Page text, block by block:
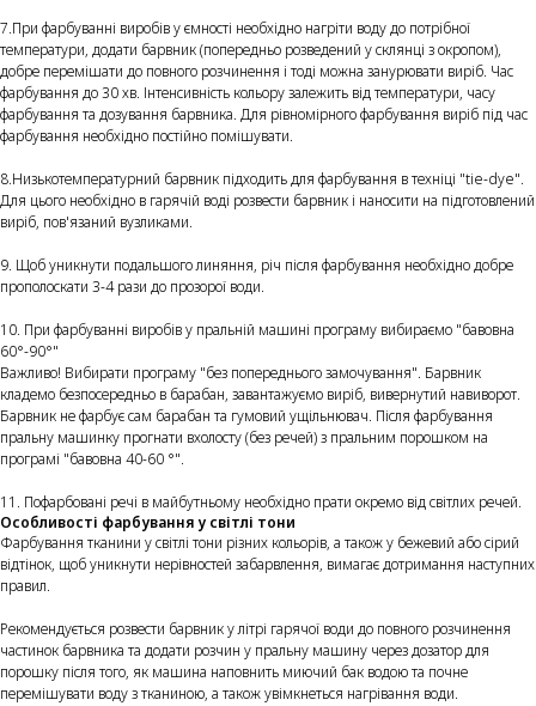
7.При фарбуванні виробів у ємності необхідно нагріти воду до потрібної
температури, додати барвник (попередньо розведений у склянці з окропом),
добре перемішати до повного розчинення і тоді можна занурювати виріб. Час
фарбування до 30 хв. Інтенсивність кольору залежить від температури, часу
фарбування та дозування барвника. Для рівномірного фарбування виріб під час
фарбування необхідно постійно помішувати.
8.Низькотемпературний барвник підходить для фарбування в техніці "tie-dye".
Для цього необхідно в гарячій воді розвести барвник і наносити на підготовлений
виріб, пов'язаний вузликами.
9. Щоб уникнути подальшого линяння, річ після фарбування необхідно добре
прополоскати 3-4 рази до прозорої води.
10. При фарбуванні виробів у пральній машині програму вибираємо "бавовна
60°-90°"
Важливо! Вибирати програму "без попереднього замочування". Барвник
кладемо безпосередньо в барабан, завантажуємо виріб, вивернутий навиворот.
Барвник не фарбує сам барабан та гумовий ущільнювач. Після фарбування
пральну машинку прогнати вхолосту (без речей) з пральним порошком на
програмі "бавовна 40-60 °".
11. Пофарбовані речі в майбутньому необхідно прати окремо від світлих речей.
Особливості фарбування у світлі тони
Фарбування тканини у світлі тони різних кольорів, а також у бежевий або сірий
відтінок, щоб уникнути нерівностей забарвлення, вимагає дотримання наступних
правил.
Рекомендується розвести барвник у літрі гарячої води до повного розчинення
частинок барвника та додати розчин у пральну машину через дозатор для
порошку після того, як машина наповнить миючий бак водою та почне
перемішувати воду з тканиною, а також увімкнеться нагрівання води.